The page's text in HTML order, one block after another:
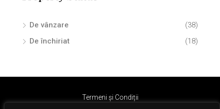
De vânzare
(38)
De închiriat
(18)
Termeni și Condiții